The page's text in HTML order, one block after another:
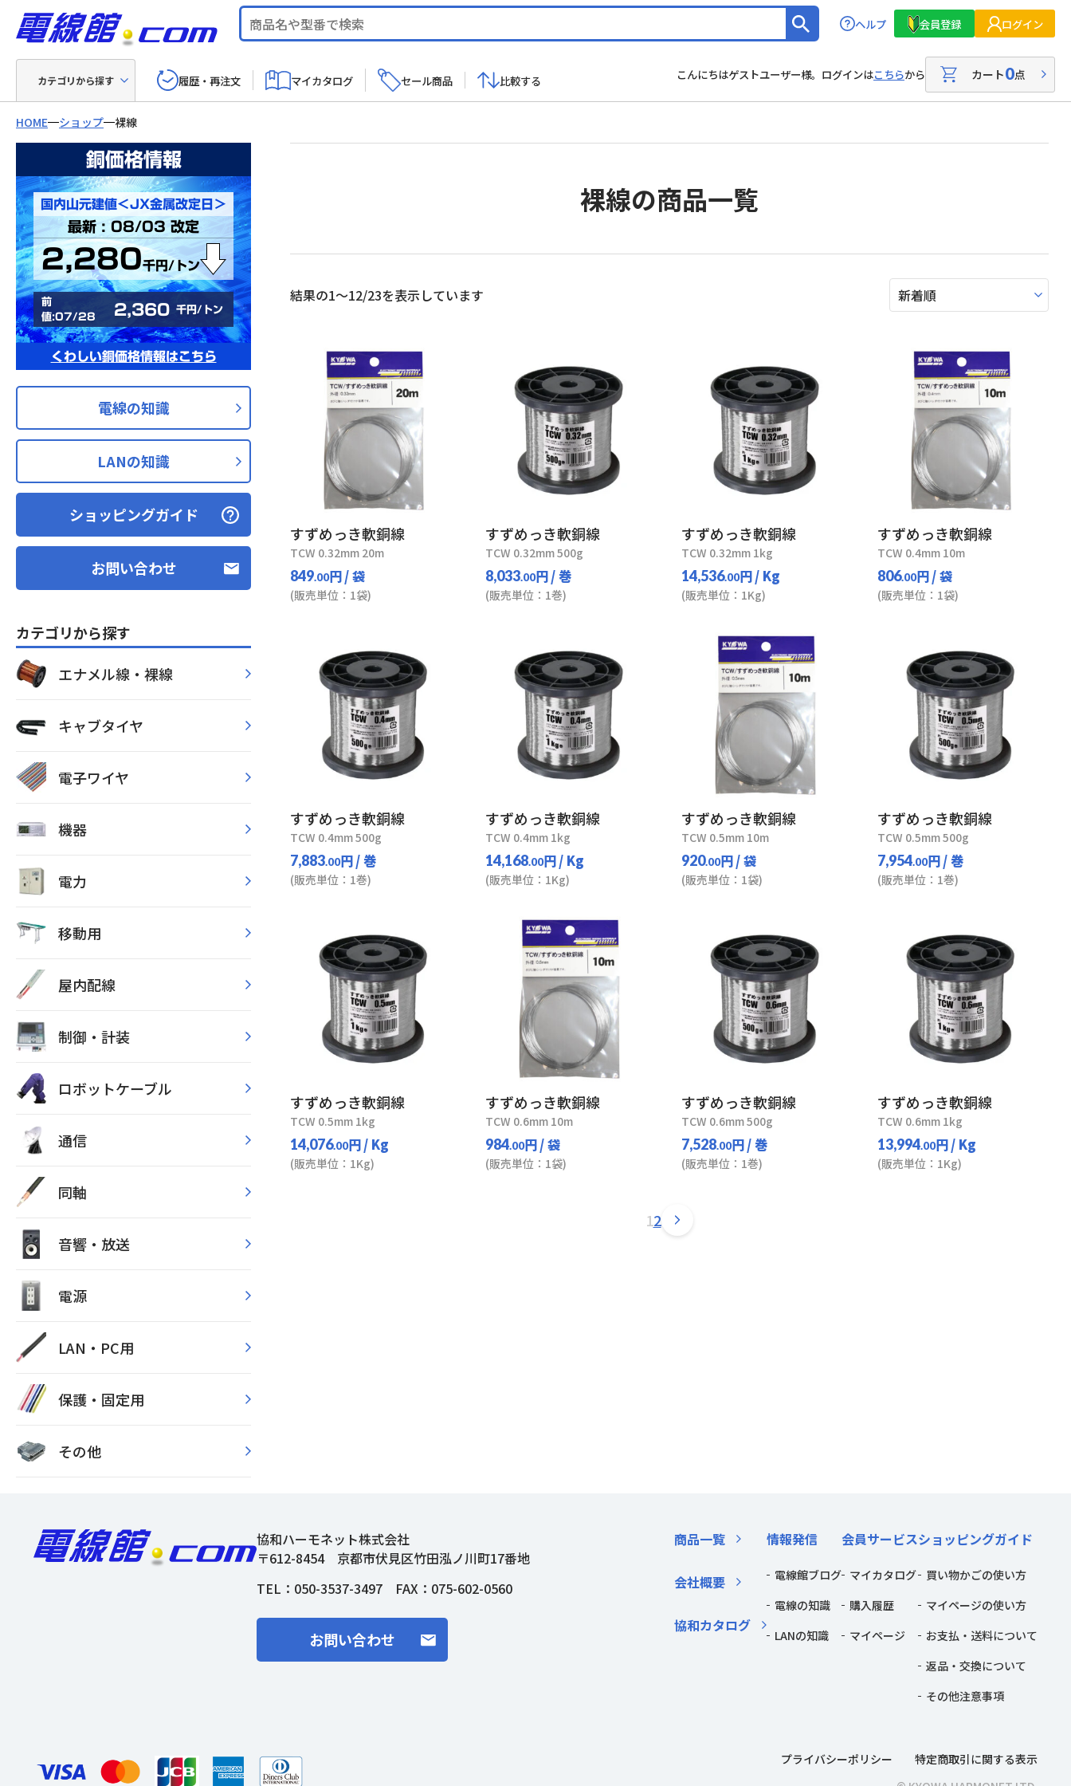
ヘルプ 会員登録 ログイン
カテゴリから探す 履歴・再注文 マイカタログ セール商品 比較する こんにちはゲストユーザー様。ログインはこちらから カート0点
HOME ショップ 裸線
銅価格情報
国内山元建値＜JX金属改定日＞
最新 : 08/03 改定
2,280千円/トン
前
値:07/28
2,360 千円/トン
くわしい銅価格情報はこちら
電線の知識
LANの知識
ショッピングガイド
お問い合わせ
カテゴリから探す
エナメル線・裸線
キャブタイヤ
電子ワイヤ
機器
電力
移動用
屋内配線
制御・計装
ロボットケーブル
通信
同軸
音響・放送
電源
LAN・PC用
保護・固定用
その他
裸線の商品一覧
結果の1～12/23を表示しています新
すずめっき軟銅線
TCW 0.32mm 20m
849.00円/ 袋
(販売単位：1袋)
すずめっき軟銅線
TCW 0.32mm 500g
8,033.00円/ 巻
(販売単位：1巻)
すずめっき軟銅線
TCW 0.32mm 1kg
14,536.00円/ Kg
(販売単位：1Kg)
すずめっき軟銅線
TCW 0.4mm 10m
806.00円/ 袋
(販売単位：1袋)
すずめっき軟銅線
TCW 0.4mm 500g
7,883.00円/ 巻
(販売単位：1巻)
すずめっき軟銅線
TCW 0.4mm 1kg
14,168.00円/ Kg
(販売単位：1Kg)
すずめっき軟銅線
TCW 0.5mm 10m
920.00円/ 袋
(販売単位：1袋)
すずめっき軟銅線
TCW 0.5mm 500g
7,954.00円/ 巻
(販売単位：1巻)
すずめっき軟銅線
TCW 0.5mm 1kg
14,076.00円/ Kg
(販売単位：1Kg)
すずめっき軟銅線
TCW 0.6mm 10m
984.00円/ 袋
(販売単位：1袋)
すずめっき軟銅線
TCW 0.6mm 500g
7,528.00円/ 巻
(販売単位：1巻)
すずめっき軟銅線
TCW 0.6mm 1kg
13,994.00円/ Kg
(販売単位：1Kg)
12
協和ハーモネット株式会社
〒612-8454 京都市伏見区竹田泓ノ川町17番地
TEL： 050-3537-3497 FAX：075-602-0560
お問い合わせ
商品一覧
会社概要
協和カタログ
情報発信
電線館ブログ
電線の知識
LANの知識
会員サービス
マイカタログ
購入履歴
マイページ
ショッピングガイド
買い物かごの使い方
マイページの使い方
お支払・送料について
返品・交換について
その他注意事項
プライバシーポリシー
特定商取引に関する表示